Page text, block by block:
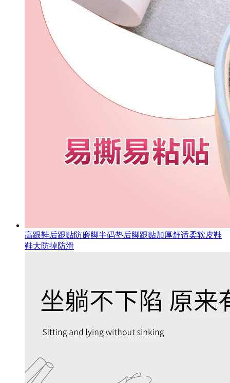
高跟鞋后跟贴防磨脚半码垫后脚跟贴加厚舒适柔软皮鞋
鞋大防掉防滑